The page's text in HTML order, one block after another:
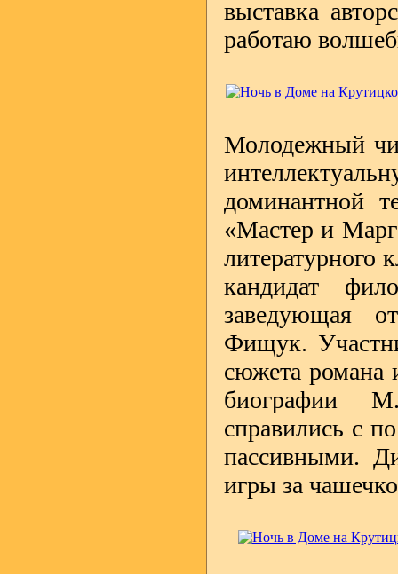
выставка
работаю
Молодежный
доминантной
«Мастер и
литературного
кандидат
заведующая
Фищук.
сюжета романа
биографии
справились с
пассивными.
игры за